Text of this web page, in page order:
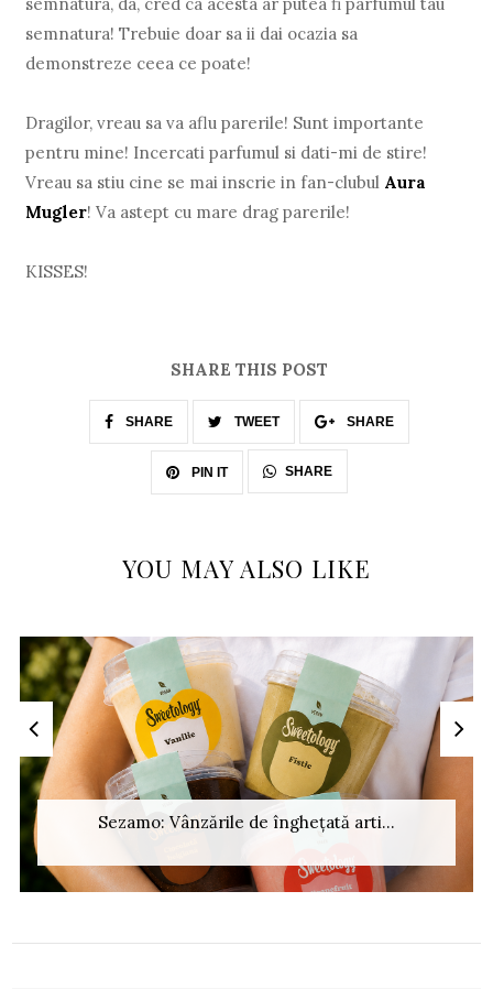
semnatura! Trebuie doar sa ii dai ocazia sa
demonstreze ceea ce poate!
Dragilor, vreau sa va aflu parerile! Sunt importante
pentru mine! Incercati parfumul si dati-mi de stire!
Vreau sa stiu cine se mai inscrie in fan-clubul Aura
Mugler! Va astept cu mare drag parerile!
KISSES!
SHARE THIS POST
SHARE TWEET SHARE
PIN IT SHARE
YOU MAY ALSO LIKE
Sezamo: Vânzările de înghețată arti...